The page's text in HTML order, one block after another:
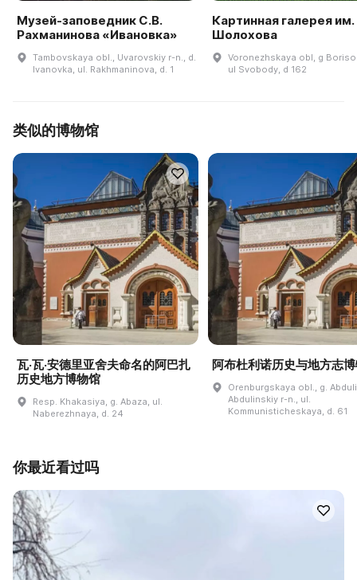
Музей-заповедник С.В.
Рахманинова «Ивановка»
Tambovskaya obl., Uvarovskiy r-n., d.
Ivanovka, ul. Rakhmaninova, d. 1
Картинная галерея им.
Шолохова
Voronezhskaya obl, g
ul Svobody, d 162
类似的博物馆
瓦·瓦·安德里亚舍夫命名的阿巴扎
历史地方博物馆
Resp. Khakasiya, g. Abaza, ul.
Naberezhnaya, d. 24
阿布杜利诺历史与地方志
Orenburgskaya obl., g.
Abdulinskiy r-n., ul.
Kommunisticheskaya, d. 61
你最近看过吗